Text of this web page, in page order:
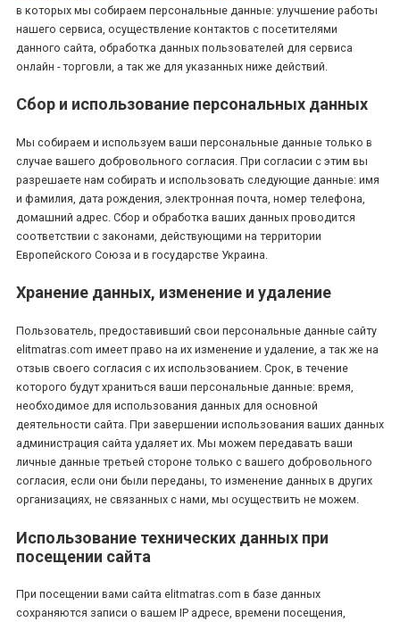
в которых мы собираем персональные данные: улучшение работы
нашего сервиса, осуществление контактов с посетителями
данного сайта, обработка данных пользователей для сервиса
онлайн - торговли, а так же для указанных ниже действий.
Сбор и использование персональных данных
Мы собираем и используем ваши персональные данные только в
случае вашего добровольного согласия. При согласии с этим вы
разрешаете нам собирать и использовать следующие данные: имя
и фамилия, дата рождения, электронная почта, номер телефона,
домашний адрес. Сбор и обработка ваших данных проводится
соответствии с законами, действующими на территории
Европейского Союза и в государстве Украина.
Хранение данных, изменение и удаление
Пользователь, предоставивший свои персональные данные сайту
elitmatras.com имеет право на их изменение и удаление, а так же на
отзыв своего согласия с их использованием. Срок, в течение
которого будут храниться ваши персональные данные: время,
необходимое для использования данных для основной
деятельности сайта. При завершении использования ваших данных
администрация сайта удаляет их. Мы можем передавать ваши
личные данные третьей стороне только с вашего добровольного
согласия, если они были переданы, то изменение данных в других
организациях, не связанных с нами, мы осуществить не можем.
Использование технических данных при
посещении сайта
При посещении вами сайта elitmatras.com в базе данных
сохраняются записи о вашем IP адресе, времени посещения,